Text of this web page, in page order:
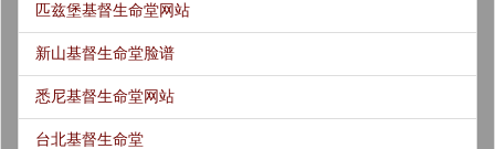
匹兹堡基督生命堂网站
新山基督生命堂脸谱
悉尼基督生命堂网站
台北基督生命堂